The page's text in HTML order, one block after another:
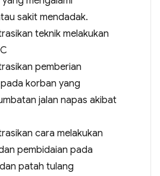
sakit mendadak.
teknik melakukan
pemberian
korban yang
jalan napas akibat
cara melakukan
pembidaian pada
patah tulang